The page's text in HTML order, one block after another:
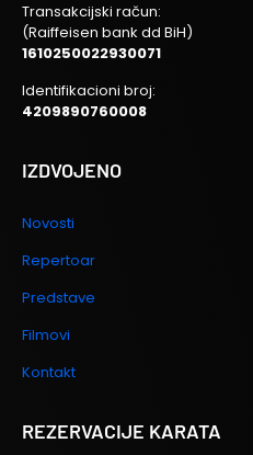
Transakcijski račun:
(Raiffeisen bank dd BiH)
1610250022930071
Identifikacioni broj:
4209890760008
IZDVOJENO
Novosti
Repertoar
Predstave
Filmovi
Kontakt
REZERVACIJE KARATA